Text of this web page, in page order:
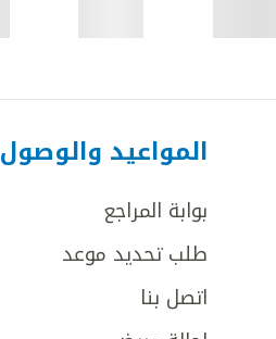
المواعيد والوصول
بوابة المراجع
طلب تحديد موعد
اتصل بنا